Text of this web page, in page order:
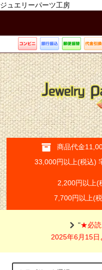
ジュエリーパーツ工房
商品代金
33,000円以上(税込)
2,200円以上(
7,700円以上(
"★必
2025年6月15